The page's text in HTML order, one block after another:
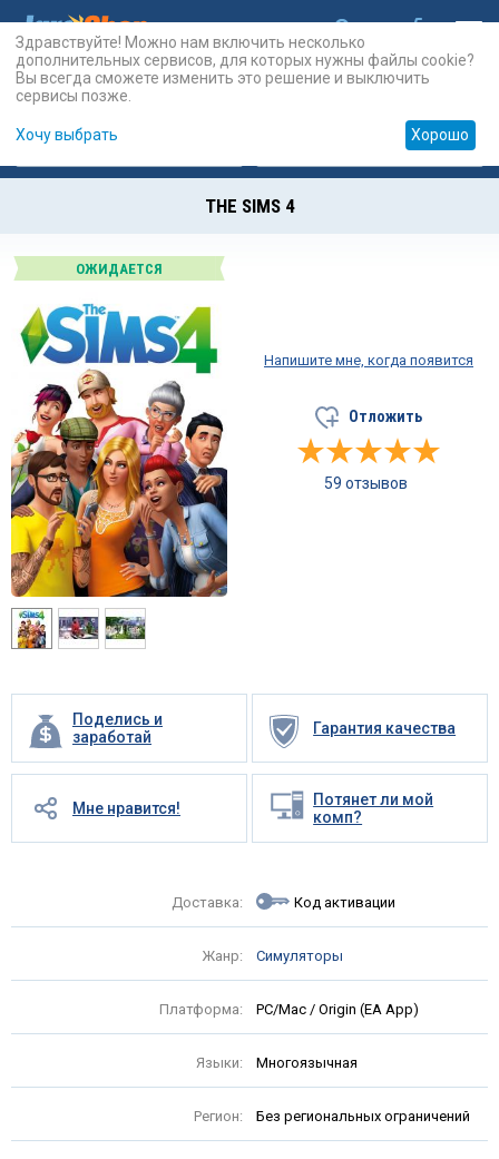
Карты Prepaid
THE SIMS 4
ОЖИДАЕТСЯ
Поделись и
заработай
Гарантия качества
Мне нравится!
Потянет ли мой
комп?
Доставка: Код активации
Жанр: Симуляторы
Платформа: PC/Mac / Origin (EA App)
Языки: Многоязычная
Регион: Без региональных ограничений
Напишите мне, когда появится
Отложить
59 отзывов
Здравствуйте! Можно нам включить несколько
дополнительных сервисов, для которых нужны файлы cookie?
Вы всегда сможете изменить это решение и выключить
сервисы позже.
Хочу выбрать Хорошо